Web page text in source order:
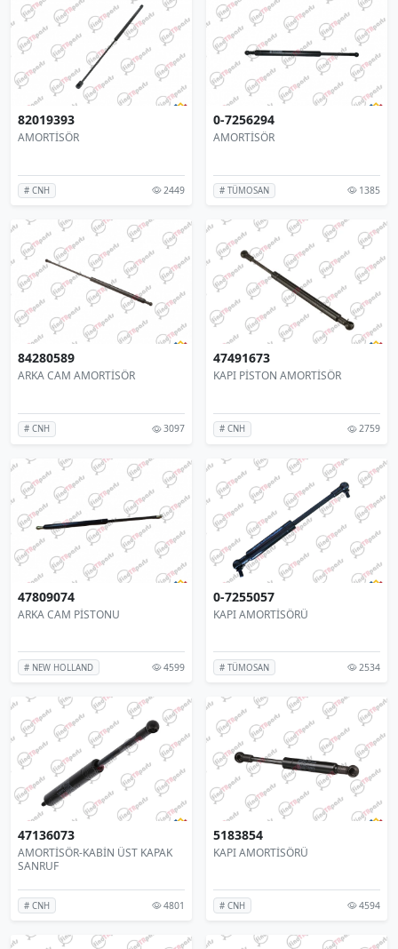
82019393
AMORTİSÖR
# CNH 2449
0-7256294
AMORTİSÖR
# TÜMOSAN 1385
84280589
ARKA CAM AMORTİSÖR
# CNH 3097
47491673
KAPI PİSTON AMORTİSÖR
# CNH 2759
47809074
ARKA CAM PİSTONU
# NEW HOLLAND 4599
0-7255057
KAPI AMORTİSÖRÜ
# TÜMOSAN 2534
47136073
AMORTİSÖR-KABİN ÜST KAPAK
SANRUF
# CNH 4801
5183854
KAPI AMORTİSÖRÜ
# CNH 4594